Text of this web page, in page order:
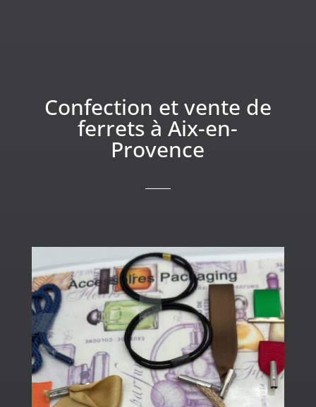
Confection et vente de
ferrets à Aix-en-
Provence